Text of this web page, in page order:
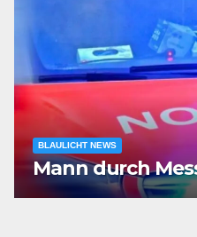
BLAULICHT NEWS
Mann durch